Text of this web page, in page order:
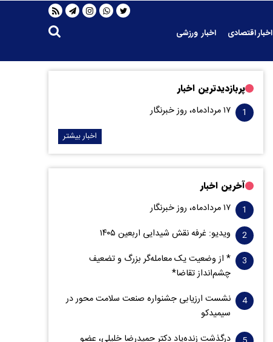
اخبار اقتصادی
اخبار ورزشی
پربازدیدترین اخبار
۱۷ مردادماه، روز خبرنگار
اخبار بیشتر
آخرین اخبار
۱۷ مردادماه، روز خبرنگار
ویدیو: غرفه نقش شیدایی اربعین ۱۴۰۵
* از وضعیت یک معامله‌گر بزرگ و تضعیف
چشم‌انداز تقاضا*
نشست ارزیابی جشنواره صنعت سلامت‌ محور در
سیمیدکو
درگذشت زنده‌یاد دکتر حمیدرضا خلیلی، عضو